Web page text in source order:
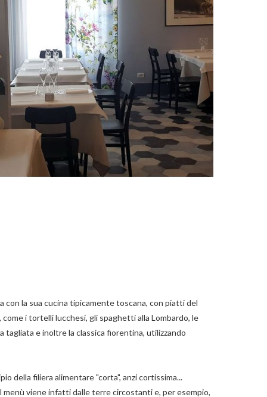
con la sua cucina tipicamente toscana, con piatti del
i tortelli lucchesi, gli spaghetti alla Lombardo, le
tagliata e inoltre la classica fiorentina, utilizzando
della filiera alimentare "corta", anzi cortissima...
viene infatti dalle terre circostanti e, per esempio,